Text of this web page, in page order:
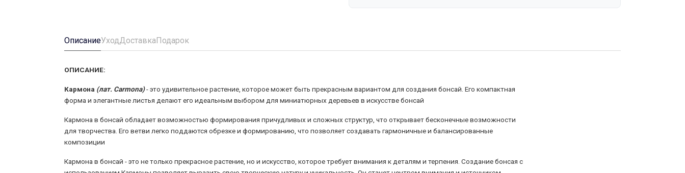
ОписаниеУходДоставкаПодарок
ОПИСАНИЕ:
Кармона (лат. Carmona)- это удивительное растение, которое может быть прекрасным вариантом для создания бонсай. Его компактная
форма и элегантные листья делают его идеальным выбором для миниатюрных деревьев в искусстве бонсай
Кармона в бонсай обладает возможностью формирования причудливых и сложных структур, что открывает бесконечные возможности
для творчества. Его ветви легко поддаются обрезке и формированию, что позволяет создавать гармоничные и балансированные
композиции
Кармона в бонсай - это не только прекрасное растение, но и искусство, которое требует внимания к деталям и терпения. Создание бонсая с